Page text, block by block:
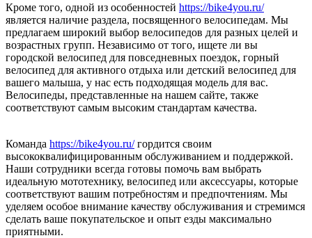
Кроме того, одной из особенностей https://bike4you.ru/
является наличие раздела, посвященного велосипедам. Мы
предлагаем широкий выбор велосипедов для разных целей и
возрастных групп. Независимо от того, ищете ли вы
городской велосипед для повседневных поездок, горный
велосипед для активного отдыха или детский велосипед для
вашего малыша, у нас есть подходящая модель для вас.
Велосипеды, представленные на нашем сайте, также
соответствуют самым высоким стандартам качества.
Команда https://bike4you.ru/гордится своим
высококвалифицированным обслуживанием и поддержкой.
Наши сотрудники всегда готовы помочь вам выбрать
идеальную мототехнику, велосипед или аксессуары, которые
соответствуют вашим потребностям и предпочтениям. Мы
уделяем особое внимание качеству обслуживания и стремимся
сделать ваше покупательское и опыт езды максимально
приятными.